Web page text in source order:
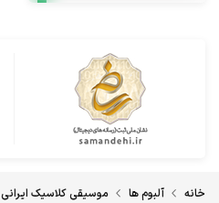
خانه آلبوم ها موسیقی کلاسیک ایرانی